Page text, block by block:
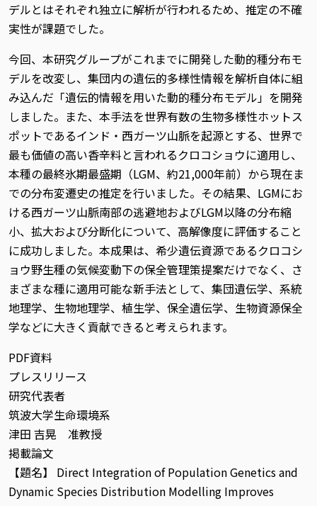
デルとはそれぞれ独立に解析が行われるため、推定の不確
実性が課題でした。
今回、本研究グループがこれまでに開発した動的種分布モ
デルを改変し、集団内の遺伝的多様性情報を解析自体に組
み込んだ「遺伝的情報を用いた動的種分布モデル」を開発
しました。また、本手法を世界有数の生物多様性ホットス
ポットであるインド・西ガーツ山脈を起源とする、世界で
最も価値の高い香辛料と言われるクロコショウに適用し、
本種の最終氷期最盛期（LGM、約21,000年前）から現在ま
での分布変遷史の推定を行いました。その結果、LGMにお
ける西ガーツ山脈南部の逃避地およびLGM以降の分布縮
小、拡大および分断化について、高解像度に評価すること
に成功しました。本成果は、希少遺伝資源であるクロコシ
ョウ野生種の気候変動下の保全管理策提案だけでなく、さ
まざまな種に適用可能な新手法として、集団遺伝学、系統
地理学、生物地理学、植生学、保全遺伝学、生物資源保全
学などに大きく貢献できると考えられます。
PDF資料
プレスリリース
研究代表者
筑波大学生命環境系
津田 吉晃 准教授
掲載論文
【題名】 Direct Integration of Population Genetics and
Dynamic Species Distribution Modelling Improves